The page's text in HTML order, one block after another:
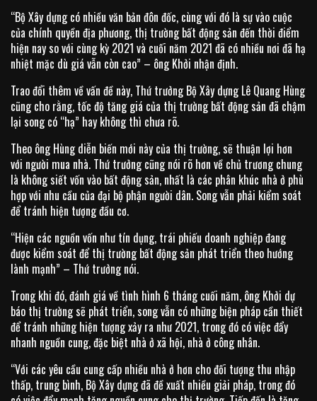
“Bộ Xây dựng có nhiều văn bản đôn đốc, cùng với đó là sự vào cuộc
của chính quyền địa phương, thị trường bất động sản đến thời điểm
hiện nay so với cùng kỳ 2021 và cuối năm 2021 đã có nhiều nơi đã hạ
nhiệt mặc dù giá vẫn còn cao” – ông Khởi nhận định.
Trao đổi thêm về vấn đề này, Thứ trưởng Bộ Xây dựng Lê Quang Hùng
cũng cho rằng, tốc độ tăng giá của thị trường bất động sản đã chậm
lại song có “hạ” hay không thì chưa rõ.
Theo ông Hùng diễn biến mới này của thị trường, sẽ thuận lợi hơn
với người mua nhà. Thứ trưởng cũng nói rõ hơn về chủ trương chung
là không siết vốn vào bất động sản, nhất là các phân khúc nhà ở phù
hợp với nhu cầu của đại bộ phận người dân. Song vẫn phải kiểm soát
để tránh hiện tượng đầu cơ.
“Hiện các nguồn vốn như tín dụng, trái phiếu doanh nghiệp đang
được kiểm soát để thị trường bất động sản phát triển theo hướng
lành mạnh” – Thứ trưởng nói.
Trong khi đó, đánh giá về tình hình 6 tháng cuối năm, ông Khởi dự
báo thị trường sẽ phát triển, song vẫn có những biện pháp cần thiết
để tránh những hiện tượng xảy ra như 2021, trong đó có việc đẩy
nhanh nguồn cung, đặc biệt nhà ở xã hội, nhà ở công nhân.
“Với các yêu cầu cung cấp nhiều nhà ở hơn cho đối tượng thu nhập
thấp, trung bình, Bộ Xây dựng đã đề xuất nhiều giải pháp, trong đó